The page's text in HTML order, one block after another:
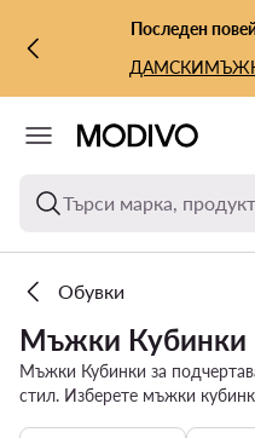
КЪМ ОСНОВНОТО
КЪМ ТЪРСЕНЕПоследен
ДАМСКИ
Търси марка,
Обувки
Мъжки Кубинки
Мъжки Кубинки за
стил. Изберете мъжки